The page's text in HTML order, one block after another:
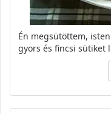
Én megsütöttem,
gyors és fincsi sütiket